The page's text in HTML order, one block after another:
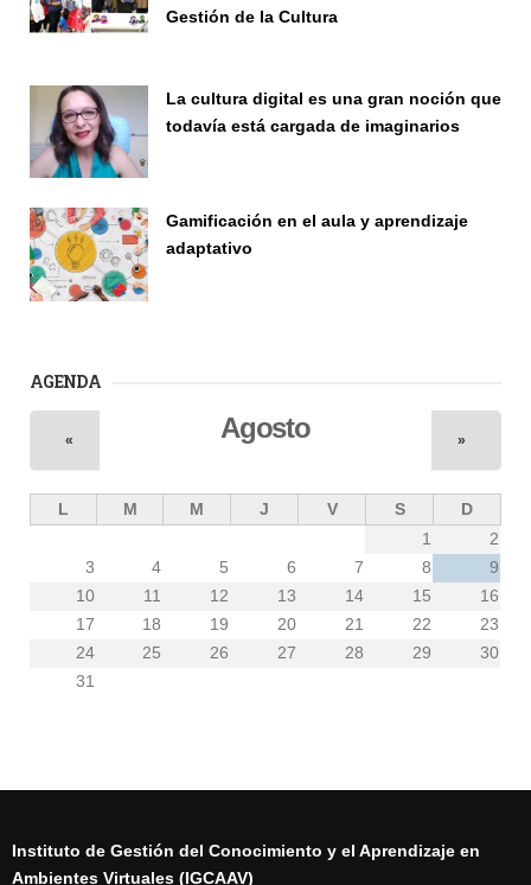
Gestión de la Cultura
La cultura digital es una gran noción que
todavía está cargada de imaginarios
Gamificación en el aula y aprendizaje
adaptativo
AGENDA
Agosto
« »
L M M J V S
D
1
2
3
4 5 6 7 8
9
10
11 12 13 14 15
16
17
18 19 20 21 22
23
24
25 26 27 28 29
30
31
Instituto de Gestión del Conocimiento y el Aprendizaje en
Ambientes Virtuales (IGCAAV)